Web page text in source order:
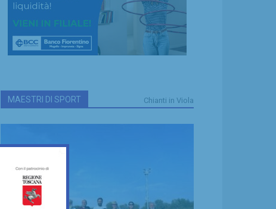
MAESTRI DI SPORT Chianti in Viola